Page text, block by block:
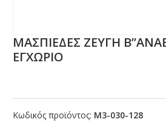
ΜΑΣΠΙΕΔΕΣ ΖΕΥΓΗ
ΕΓΧΩΡΙΟ
Κωδικός προϊόντος: Μ3-030-128